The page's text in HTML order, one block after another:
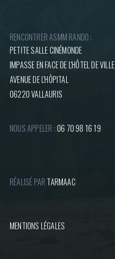
RENCONTRER ASMM RANDO :
PETITE SALLE CINÉMONDE
IMPASSE EN FACE DE L'HÔTEL DE VILLE
AVENUE DE L'HÔPITAL
06220 VALLAURIS
NOUS APPELER :06 70 98 16 19
RÉALISÉ PAR TARMAAC
MENTIONS LÉGALES